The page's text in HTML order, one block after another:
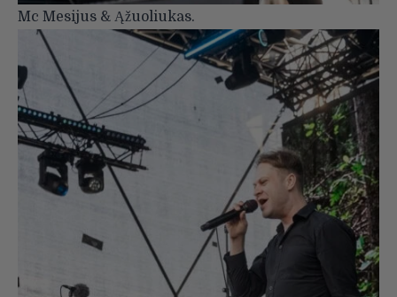
Mc Mesijus & Ąžuoliukas.